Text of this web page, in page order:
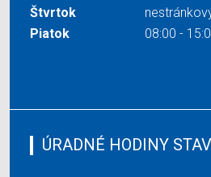
Štvrtok
Piatok
08:00 -
ÚRADNÉ HODINY